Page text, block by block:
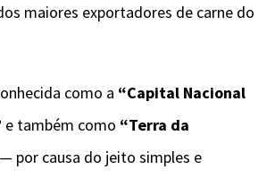
maiores exportadores de carne do
como a “Capital Nacional
e também como “Terra da
— por causa do jeito simples e